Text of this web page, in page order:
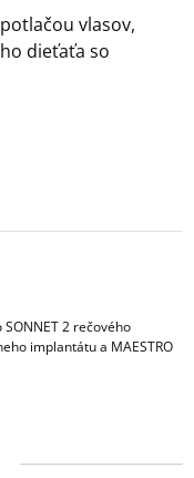
vlasov,
dieťaťa so
SONNET 2 rečového
implantátu a MAESTRO